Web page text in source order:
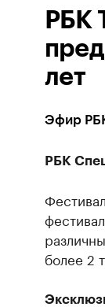
РБК
лет
Эфир
РБК
более 2